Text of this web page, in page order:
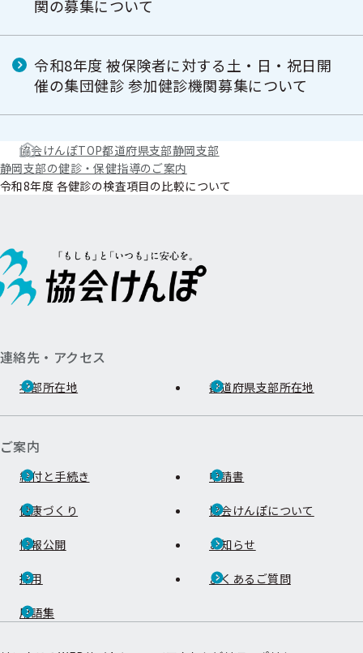
関の募集について
令和8年度 被保険者に対する土・日・祝日開
催の集団健診 参加健診機関募集について
協会けんぽTOP都道府県支部静岡支部
静岡支部の健診・保健指導のご案内
令和8年度 各健診の検査項目の比較について
連絡先・アクセス
本部所在地 都道府県支部所在地
ご案内
給付と手続き 申請書
健康づくり 協会けんぽについて
情報公開 お知らせ
採用 よくあるご質問
用語集